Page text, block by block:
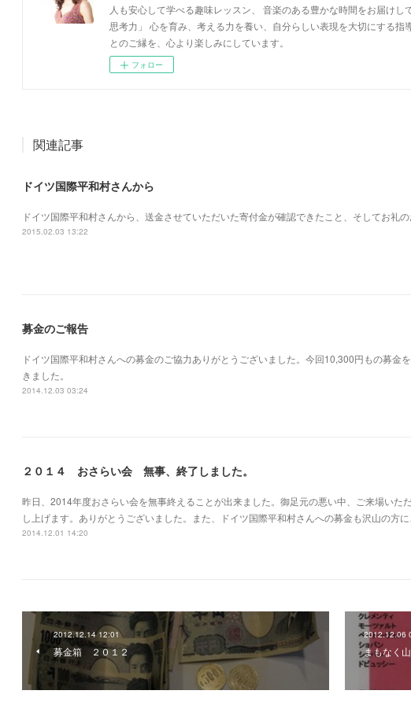
人も安心して学べる趣味レッスン、 音楽のある豊かな時間をお届けし
思考力」 心を育み、考える力を養い、自分らしい表現を大切にする
とのご縁を、心より楽しみにしています。
フォロー
関連記事
ドイツ国際平和村さんから
ドイツ国際平和村さんから、送金させていただいた寄付金が確認できたこと、そしてお礼の
2015.02.03 13:22
募金のご報告
ドイツ国際平和村さんへの募金のご協力ありがとうございました。今回10,300円もの募金
きました。
2014.12.03 03:24
２０１４ おさらい会 無事、終了しました。
昨日、2014年度おさらい会を無事終えることが出来ました。御足元の悪い中、ご来場いた
し上げます。ありがとうございました。また、ドイツ国際平和村さんへの募金も沢山の方
2014.12.01 14:20
2012.12.14 12:01
募金箱 ２０１２
2012.12.06
まもなく